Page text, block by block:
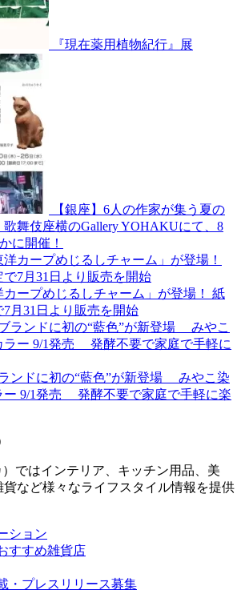
『現在薬用植物紀行』展
【銀座】6人の作家が集う夏の
舞伎座横のGallery YOHAKUにて、8
に開催！
ープめじるしチャーム」が登場！ 紙
月31日より販売を開始
ンドに初の“藍色”が新登場 みやこ染
ー 9/1発売 発酵不要で家庭で手軽に楽
ではインテリア、キッチン用品、美
など様々なライフスタイル情報を提供
ション
すすめ雑貨店
・プレスリリース募集